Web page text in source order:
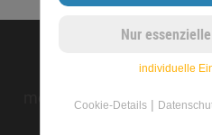
©opyright 2020 -
ified eCommerce
individuelle
Cookie-Details|